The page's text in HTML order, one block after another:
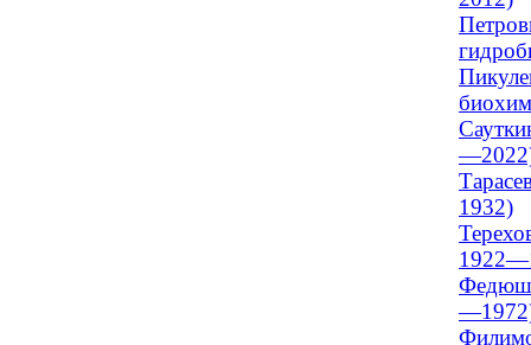
1932)